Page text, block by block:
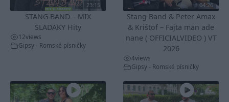
23:15
STANG BAND – MIX
SLADAKY Hity
12views
Gipsy - Romské písničky
04:26
Stang Band & Peter Amax
& Krištof – Fajta man ade
nane ( OFFICIALVIDEO ) VT
2026
4views
Gipsy - Romské písničky